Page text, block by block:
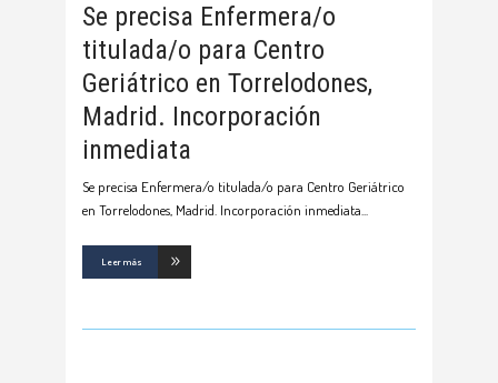
Se precisa Enfermera/o
titulada/o para Centro
Geriátrico en Torrelodones,
Madrid. Incorporación
inmediata
Se precisa Enfermera/o titulada/o para Centro Geriátrico
en Torrelodones, Madrid. Incorporación inmediata
Leer más